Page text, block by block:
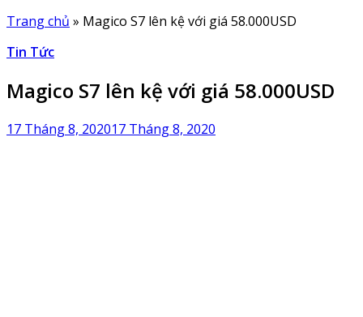
Trang chủ » Magico S7 lên kệ với giá 58.000USD
Tin Tức
Magico S7 lên kệ với giá 58.000USD
17 Tháng 8, 202017 Tháng 8, 2020